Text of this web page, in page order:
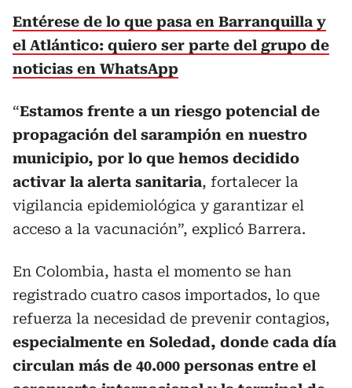
Entérese de lo que pasa en Barranquilla y
el Atlántico: quiero ser parte del grupo de
noticias en WhatsApp
“Estamos frente a un riesgo potencial de
propagación del sarampión en nuestro
municipio, por lo que hemos decidido
activar la alerta sanitaria, fortalecer la
vigilancia epidemiológica y garantizar el
acceso a la vacunación”, explicó Barrera.
En Colombia, hasta el momento se han
registrado cuatro casos importados, lo que
refuerza la necesidad de prevenir contagios,
especialmente en Soledad, donde cada día
circulan más de 40.000 personas entre el